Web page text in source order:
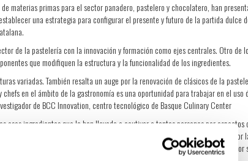
materias primas para el sector panadero, pastelero y chocolatero, han
una estrategia para configurar el presente y futuro de la partida dulce
de la pastelería con la innovación y formación como ejes centrales. Otro de
que modifiquen la estructura y la funcionalidad de los ingredientes.
variadas. También resalta un auge por la renovación de clásicos de la
en el ámbito de la gastronomía es una oportunidad para trabajar en el uso
de BCC Innovation, centro tecnológico de Basque Culinary Center
ingredientes que la han llevado a cautivar a tantas personas por aspectos
favorezca el bienestar de los consumidores, y demuestra nuestra pasión por
Center, referente en nuestro país y en todo el mundo”, ha señalado por